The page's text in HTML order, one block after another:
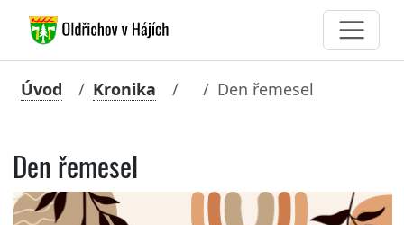
Úvod Kronika Den řemesel
Den řemesel